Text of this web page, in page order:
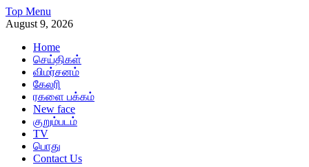
Skip
to
Top Menu
August 9, 2026
Home
செய்திகள்
விமர்சனம்
கேலரி
ரகளை பக்கம்
New face
குறும்படம்
TV
பொது
Contact Us